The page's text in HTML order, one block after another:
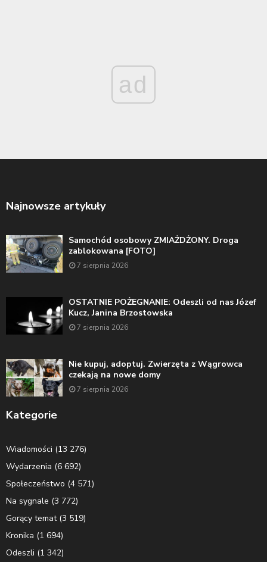
ad
Najnowsze artykuły
Samochód osobowy ZMIAŻDŻONY. Droga
zablokowana [FOTO]
7 sierpnia 2026
OSTATNIE POŻEGNANIE: Odeszli od nas Józef
Kucz, Janina Brzostowska
7 sierpnia 2026
Nie kupuj, adoptuj. Zwierzęta z Wągrowca
czekają na nowe domy
7 sierpnia 2026
Kategorie
Wiadomości (13 276)
Wydarzenia (6 692)
Społeczeństwo (4 571)
Na sygnale (3 772)
Gorący temat(3 519)
Kronika (1 694)
Odeszli (1 342)